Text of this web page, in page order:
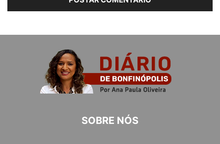
SOBRE NÓS